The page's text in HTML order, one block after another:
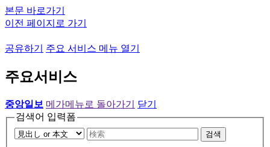
본문 바로가기
이전 페이지로 가기
공유하기 주요 서비스 메뉴 열기
주요서비스
중앙일보 메가메뉴로 돌아가기
닫기
검색어 입력폼
검색